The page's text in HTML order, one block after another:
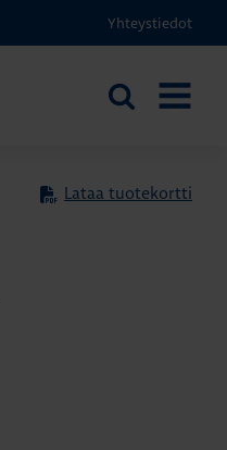
Yhteystiedot
Etsi
Lataa tuotekortti